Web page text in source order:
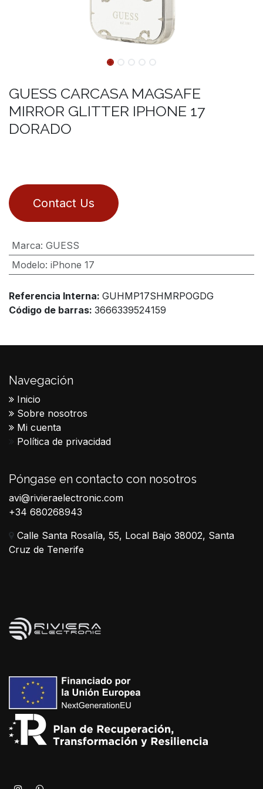
GUESS CARCASA MAGSAFE
MIRROR GLITTER IPHONE 17
DORADO
Contact Us
Marca: GUESS
Modelo: iPhone 17
Referencia Interna: GUHMP17SHMRPOGDG
Código de barras: 3666339524159
Navegación
Inicio
Sobre nosotros
Mi cuenta
Política de privacidad
Póngase en contacto con nosotros
avi@rivieraelectronic.com
+34 680268943
Calle Santa Rosalía, 55, Local Bajo 38002, Santa
Cruz de Tenerife